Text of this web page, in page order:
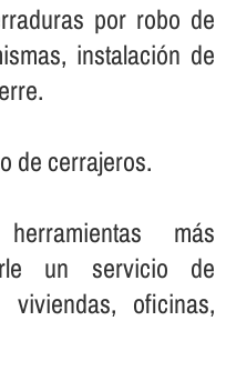
por robo de
instalación de
de cerrajeros.
más
un servicio de
oficinas,